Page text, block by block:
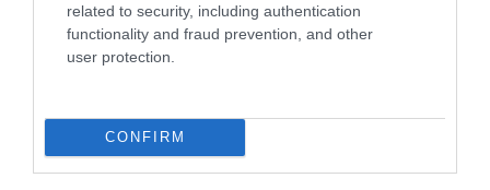
related to security, including authentication
functionality and fraud prevention, and other
user protection.
CONFIRM
07.08.2026